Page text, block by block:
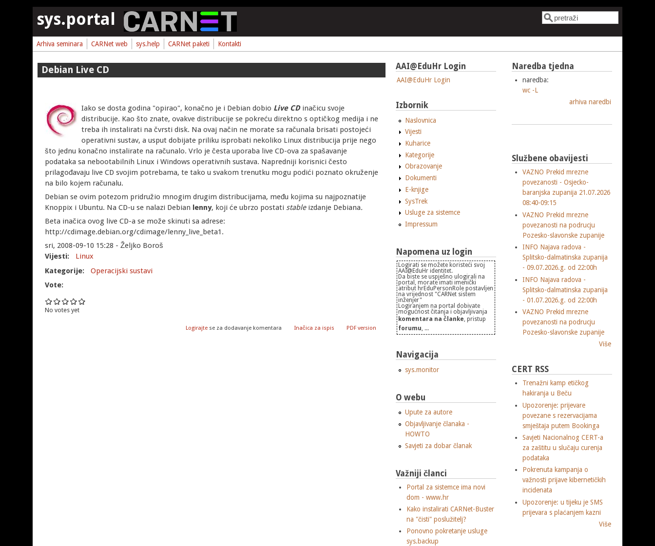
sys.portal Obrazac pretrage
Pretraga
Arhiva seminara CARNet web sys.help CARNet paketi Kontakti
Debian Live CD
Iako se dosta godina "opirao", konačno je i Debian dobio Live CD inačicu svoje
distribucije. Kao što znate, ovakve distribucije se pokreću direktno s optičkog medija i ne
treba ih instalirati na čvrsti disk. Na ovaj način ne morate sa računala brisati postojeći
operativni sustav, a usput dobijate priliku isprobati nekoliko Linux distribucija prije nego
što jednu konačno instalirate na računalo. Vrlo je česta uporaba live CD-ova za spašavanje
podataka sa nebootabilnih Linux i Windows operativnih sustava. Napredniji korisnici često
prilagođavaju live CD svojim potrebama, te tako u svakom trenutku mogu podići poznato okruženje
na bilo kojem računalu.
Debian se ovim potezom pridružio mnogim drugim distribucijama, među kojima su najpoznatije
Knoppix i Ubuntu. Na CD-u se nalazi Debian lenny, koji će ubrzo postatistable izdanje Debiana.
Beta inačica ovog live CD-a se može skinuti sa adrese:
http://cdimage.debian.org/cdimage/lenny_live_beta1.
sri, 2008-09-10 15:28 - Željko Boroš
Vijesti:
Linux
Kategorije:
Operacijski sustavi
Vote:
No votes yet
Logirajte se za dodavanje komentara Inačica za ispis PDF version
AAI@EduHr Login
AAI@EduHr Login
Izbornik
Naslovnica
Vijesti
Kuharice
Kategorije
Obrazovanje
Dokumenti
E-knjige
SysTrek
Usluge za sistemce
Impressum
Napomena uz login
Logirati se možete koristeći svoj
AAI@EduHr identitet.
Da biste se uspješno ulogirali na
portal, morate imati imenički
atribut hrEduPersonRole postavljen
na vrijednost "CARNet sistem
inženjer"
Logiranjem na portal dobivate
mogućnost čitanja i objavljivanja
komentara na članke, pristup
forumu, ...
Navigacija
sys.monitor
O webu
Upute za autore
Objavljivanje članaka -
HOWTO
Savjeti za dobar članak
Važniji članci
Portal za sistemce ima novi
dom - www.hr
Kako instalirati CARNet-Buster
na "čisti" poslužitelj?
Ponovno pokretanje usluge
sys.backup
Naredba tjedna
naredba:
wc -L
arhiva naredbi
Službene obavijesti
VAZNO Prekid mrezne
povezanosti - Osjecko-
baranjska zupanija 21.07.2026
08:40-09:15
VAZNO Prekid mrezne
povezanosti na podrucju
Pozesko-slavonske zupanije
INFO Najava radova -
Splitsko-dalmatinska zupanija
- 09.07.2026.g. od 22:00h
INFO Najava radova -
Splitsko-dalmatinska zupanija
- 01.07.2026.g. od 22:00h
VAZNO Prekid mrezne
povezanosti na podrucju
Pozesko-slavonske zupanije
Više
CERT RSS
Trenažni kamp etičkog
hakiranja u Beču
Upozorenje: prijevare
povezane s rezervacijama
smještaja putem Bookinga
Savjeti Nacionalnog CERT-a
za zaštitu u slučaju curenja
podataka
Pokrenuta kampanja o
važnosti prijave kibernetičkih
incidenata
Upozorenje: u tijeku je SMS
prijevara s plaćanjem kazni
Više